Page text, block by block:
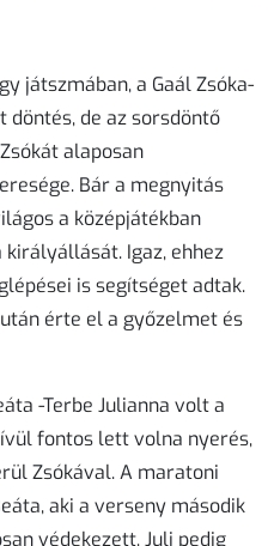
játszmában, a Gaál Zsóka-
de az sorsdöntő
alaposan
Bár a megnyitás
a középjátékban
Igaz, ehhez
is segítséget adtak.
érte el a győzelmet és
-Terbe Julianna volt a
fontos lett volna nyerés,
Zsókával. A maratoni
aki a verseny második
védekezett, Juli pedig